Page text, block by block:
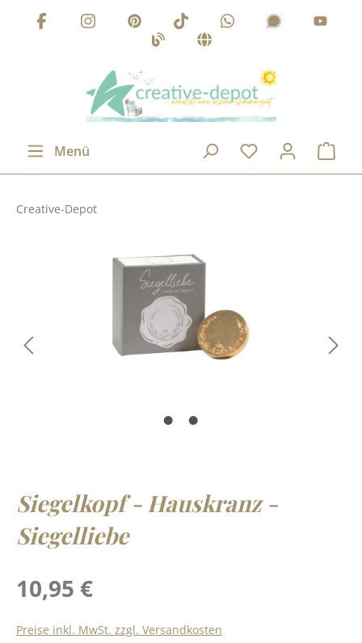
Zum Hauptinhalt springen
Menü
Creative-Depot
Siegelkopf - Hauskranz -
Siegelliebe
Regulärer Preis:
10,95 €
Preise inkl. MwSt. zzgl. Versandkosten